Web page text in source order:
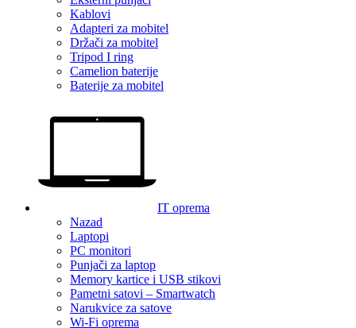
Kablovi
Adapteri za mobitel
Držači za mobitel
Tripod I ring
Camelion baterije
Baterije za mobitel
IT oprema
Nazad
Laptopi
PC monitori
Punjači za laptop
Memory kartice i USB stikovi
Pametni satovi – Smartwatch
Narukvice za satove
Wi-Fi oprema